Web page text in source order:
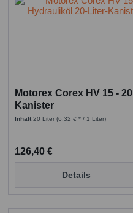
Motorex Corex HV 15 - 20l
Kanister
Inhalt20 Liter(6,32 € * / 1 Liter)
126,40 €
Details